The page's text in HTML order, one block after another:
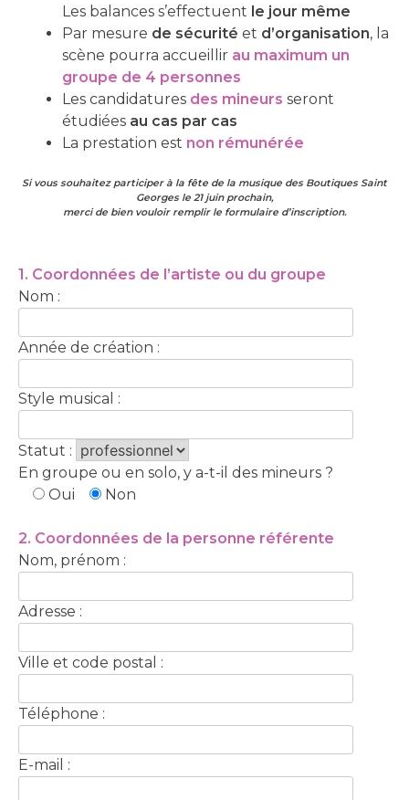
Les balances s’effectuent le jour même
Par mesure de sécurité et d’organisation, la
scène pourra accueillir au maximum un
groupe de 4 personnes
Les candidatures des mineurs seront
étudiées au cas par cas
La prestation est non rémunérée
Si vous souhaitez participer à la fête de la musique des Boutiques Saint
Georges le 21 juin prochain,
merci de bien vouloir remplir le formulaire d’inscription.
1. Coordonnées de l’artiste ou du groupe
Nom :
Année de création :
Style musical :
Statut :
En groupe ou en solo, y a-t-il des mineurs ?
Oui
Non
2. Coordonnées de la personne référente
Nom, prénom :
Adresse :
Ville et code postal :
Téléphone :
E-mail :